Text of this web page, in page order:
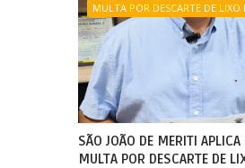
MULTA POR DESCARTE DE LIXO
SÃO JOÃO DE MERITI
MULTA POR DESCARTE DE